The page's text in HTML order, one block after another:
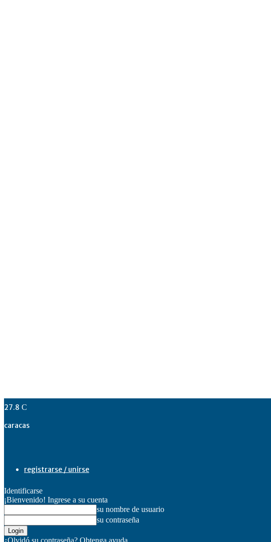
27.8 C
caracas
registrarse / unirse
Identificarse
¡Bienvenido! Ingrese a su cuenta
su nombre de usuario
su contraseña
¿Olvidó su contraseña? Obtenga ayuda